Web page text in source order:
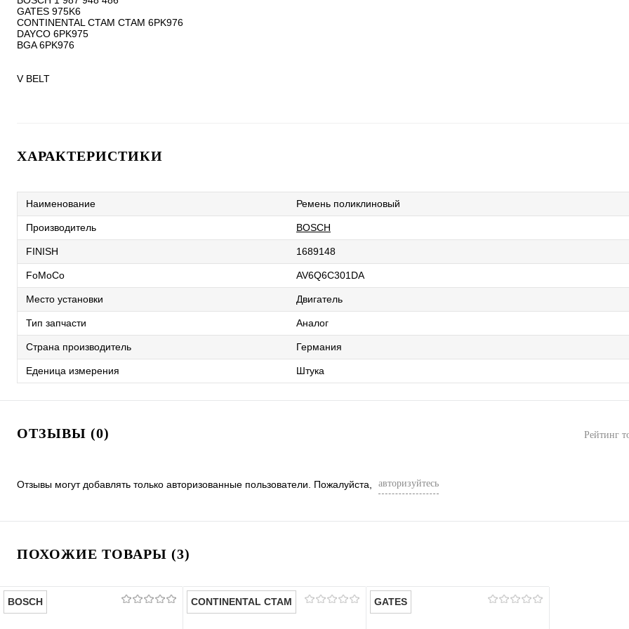
GATES 975K6
CONTINENTAL CTAM CTAM 6PK976
DAYCO 6PK975
BGA 6PK976
V BELT
ХАРАКТЕРИСТИКИ
Наименование Ремень поликлиновый
Производитель BOSCH
FINISH 1689148
FoMoCo AV6Q6C301DA
Место установки Двигатель
Тип запчасти Аналог
Страна производитель Германия
Еденица измерения Штука
ОТЗЫВЫ (0) Рейтинг
Отзывы могут добавлять только авторизованные пользователи. Пожалуйста, авторизуйтесь
ПОХОЖИЕ ТОВАРЫ (3)
BOSCH CONTINENTAL CTAM GATES